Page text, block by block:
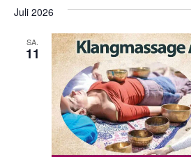
Juli 2026
SA.
11